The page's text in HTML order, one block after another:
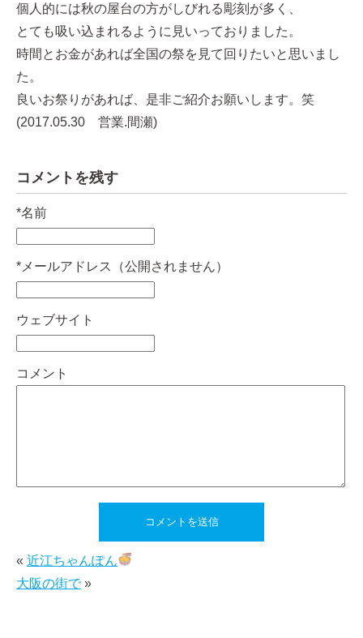
個人的には秋の屋台の方がしびれる彫刻が多く、
とても吸い込まれるように見いっておりました。
時間とお金があれば全国の祭を見て回りたいと思いまし
た。
良いお祭りがあれば、是非ご紹介お願いします。笑
(2017.05.30 営業.間瀬)
コメントを残す
*名前
* メールアドレス（公開されません）
ウェブサイト
コメント
« 近江ちゃんぽん
大阪の街で»